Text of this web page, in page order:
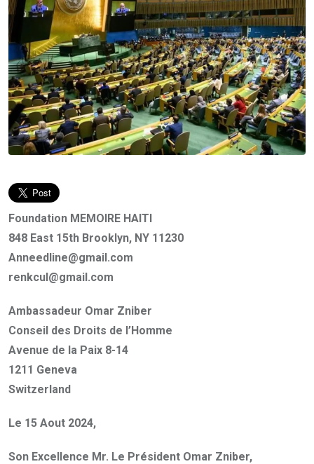
Foundation MEMOIRE HAITI
848 East 15th Brooklyn, NY 11230
Anneedline@gmail.com
renkcul@gmail.com
Ambassadeur Omar Zniber
Conseil des Droits de l’Homme
Avenue de la Paix 8-14
1211 Geneva
Switzerland
Le 15 Aout 2024,
Son Excellence Mr. Le Président Omar Zniber,